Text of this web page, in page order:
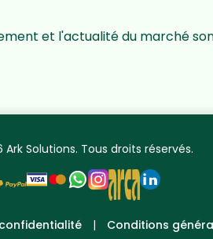
et l'actualité du marché
Ark Solutions. Tous droits réservés.
| Conditions